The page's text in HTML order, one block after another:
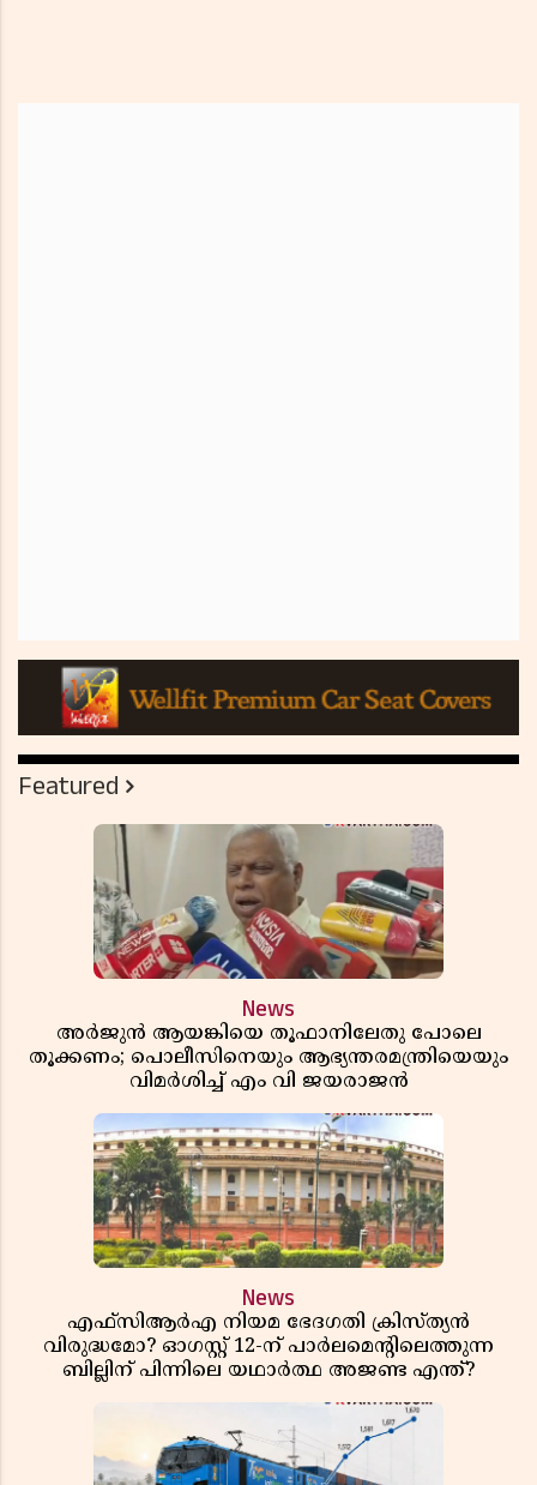
Featured
News
അർജുൻ ആയങ്കിയെ തൂഫാനിലേതു പോലെ
തൂക്കണം; പൊലീസിനെയും ആഭ്യന്തരമന്ത്രിയെയും
വിമർശിച്ച് എം വി ജയരാജൻ
News
എഫ്സിആർഎ നിയമ ഭേദഗതി ക്രിസ്ത്യൻ
വിരുദ്ധമോ? ഓഗസ്റ്റ് 12-ന് പാർലമെന്റിലെത്തുന്ന
ബില്ലിന് പിന്നിലെ യഥാർത്ഥ അജണ്ട എന്ത്?